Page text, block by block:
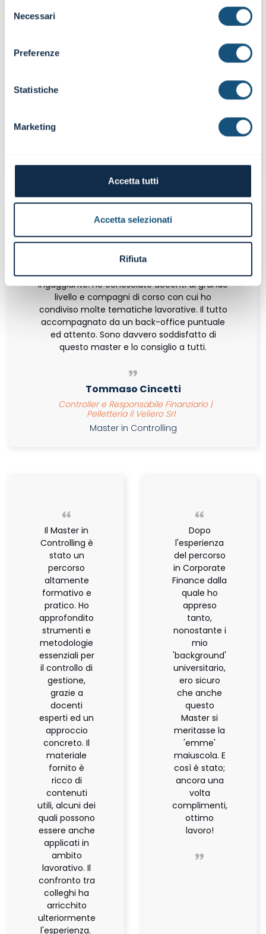
delNecessari
Preferenze
Statistiche
Marketing
Accetta tutti
Accetta selezionati
Rifiuta
Gianpaolo
Corporate
Advisor |
competenze
possedere.
Antonello
Distribuzione
Il Master in Controlling si è rivelato un
percorso formativo davvero interessante ed
ingaggiante. Ho conosciuto docenti di grande
livello e compagni di corso con cui ho
condiviso molte tematiche lavorative. Il tutto
accompagnato da un back-office puntuale
ed attento. Sono davvero soddisfatto di
questo master e lo consiglio a tutti.
Tommaso Cincetti
Controller e Responsabile Finanziario |
Pelletteria il Veliero Srl
Master in Controlling
Il Master in
Controlling è
stato un
percorso
altamente
formativo e
pratico. Ho
approfondito
strumenti e
metodologie
essenziali per
il controllo di
gestione,
grazie a
docenti
esperti ed un
approccio
concreto. Il
materiale
fornito è
ricco di
contenuti
utili, alcuni dei
quali possono
essere anche
applicati in
ambito
lavorativo. Il
confronto tra
colleghi ha
arricchito
ulteriormente
l'esperienza.
Dopo
l'esperienza
del percorso
in Corporate
Finance dalla
quale ho
appreso
tanto,
nonostante i
mio
'background'
universitario,
ero sicuro
che anche
questo
Master si
meritasse la
'emme'
maiuscola. E
così è stato;
ancora una
volta
complimenti,
ottimo
lavoro!